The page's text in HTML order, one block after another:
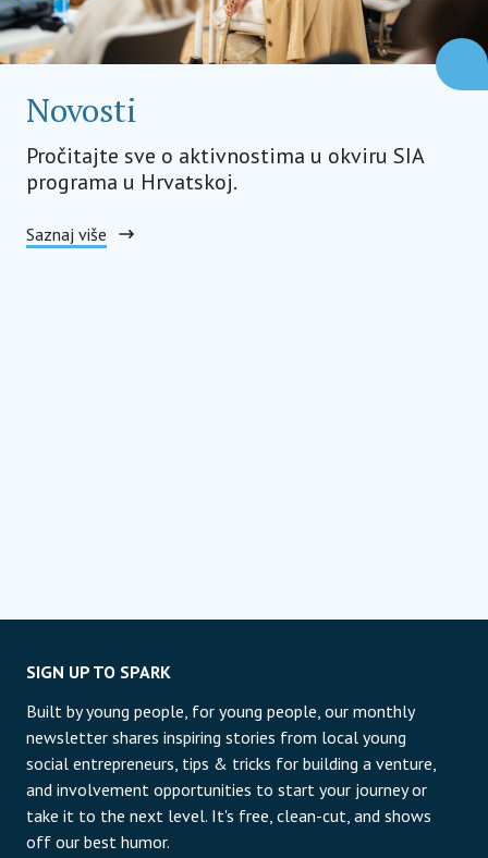
Novosti
Pročitajte sve o aktivnostima u okviru SIA
programa u Hrvatskoj.
Saznaj više
SIGN UP TO SPARK
Built by young people, for young people, our monthly
newsletter shares inspiring stories from local young
social entrepreneurs, tips & tricks for building a venture,
and involvement opportunities to start your journey or
take it to the next level. It's free, clean-cut, and shows
off our best humor.